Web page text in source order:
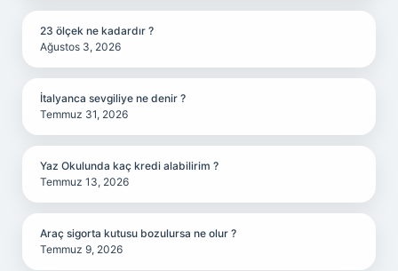
23 ölçek ne kadardır ?
Ağustos 3, 2026
İtalyanca sevgiliye ne denir ?
Temmuz 31, 2026
Yaz Okulunda kaç kredi alabilirim ?
Temmuz 13, 2026
Araç sigorta kutusu bozulursa ne olur ?
Temmuz 9, 2026